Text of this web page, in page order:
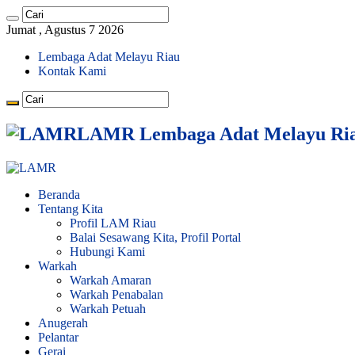
Jumat , Agustus 7 2026
Lembaga Adat Melayu Riau
Kontak Kami
LAMR Lembaga Adat Melayu
Beranda
Tentang Kita
Profil LAM Riau
Balai Sesawang Kita, Profil Portal
Hubungi Kami
Warkah
Warkah Amaran
Warkah Penabalan
Warkah Petuah
Anugerah
Pelantar
Gerai